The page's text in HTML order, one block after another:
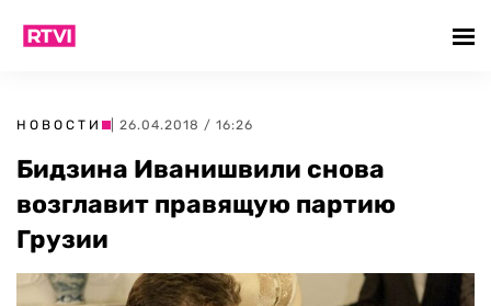
НОВОСТИ | 26.04.2018 / 16:26
Бидзина Иванишвили снова
возглавит правящую партию
Грузии